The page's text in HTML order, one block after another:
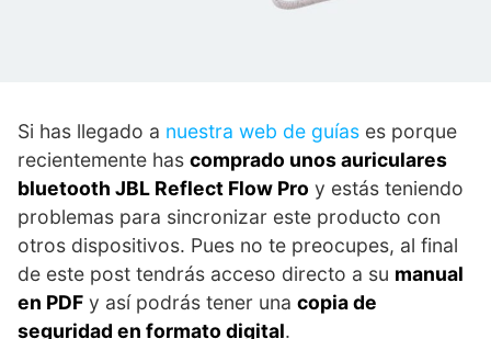
Si has llegado a nuestra web de guías es porque
recientemente has comprado unos auriculares
bluetooth JBL Reflect Flow Pro y estás teniendo
problemas para sincronizar este producto con
otros dispositivos. Pues no te preocupes, al final
de este post tendrás acceso directo a su manual
en PDF y así podrás tener una copia de
seguridad en formato digital.